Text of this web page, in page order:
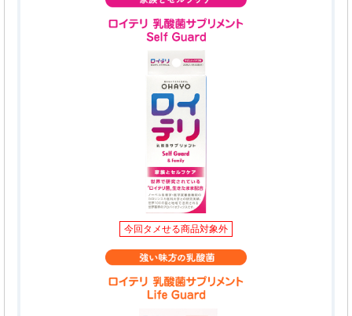
今回タメせる商品対象外